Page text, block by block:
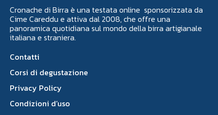
Cronache di Birra è una testata online sponsorizzata da
Cime Careddu e attiva dal 2008, che offre una
panoramica quotidiana sul mondo della birra artigianale
italiana e straniera.
Contatti
Corsi di degustazione
Privacy Policy
Condizioni d’uso